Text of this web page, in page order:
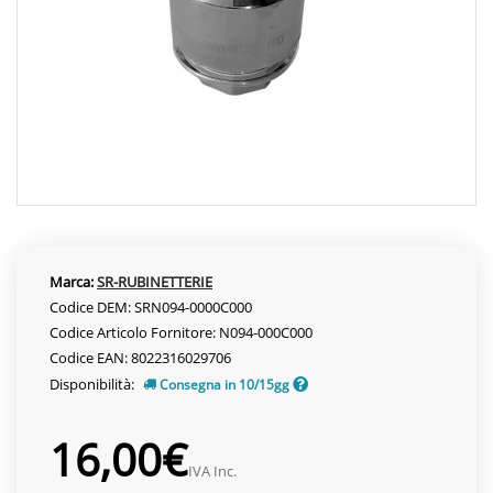
Marca:SR-RUBINETTERIE
Codice DEM: SRN094-0000C000
Codice Articolo Fornitore: N094-000C000
Codice EAN: 8022316029706
Disponibilità:
Consegna in 10/15gg
16,00€IVA Inc.